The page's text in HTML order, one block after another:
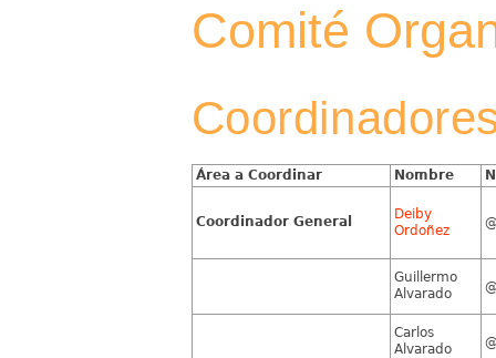
Comité
Área a Coordinar Nombre
Coordinador General
Deiby
Ordoñez
Guillermo
Alvarado
Carlos
Alvarado